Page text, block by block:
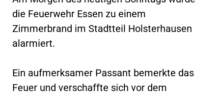
die Feuerwehr Essen zu einem
Zimmerbrand im Stadtteil Holsterhausen
alarmiert.
Ein aufmerksamer Passant bemerkte das
Feuer und verschaffte sich vor dem